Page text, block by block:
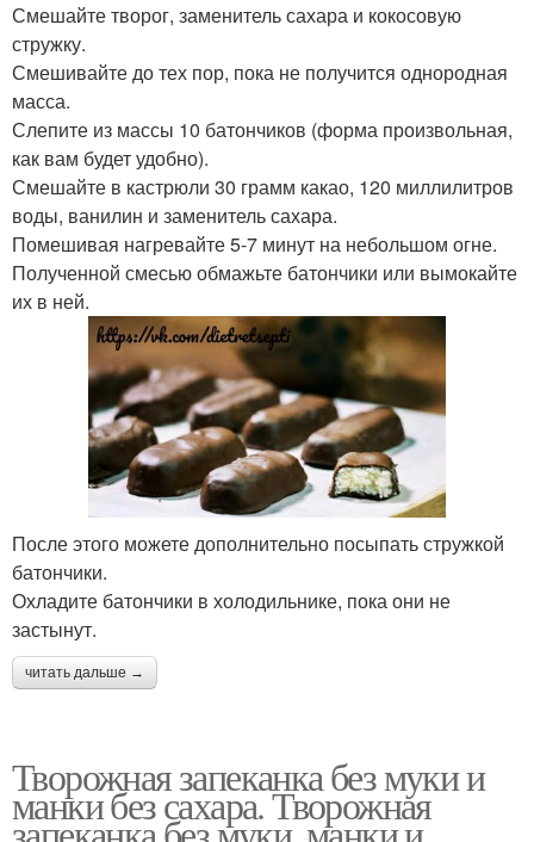
Смешайте творог, заменитель сахара и кокосовую
стружку.
Смешивайте до тех пор, пока не получится однородная
масса.
Слепите из массы 10 батончиков (форма произвольная,
как вам будет удобно).
Смешайте в кастрюли 30 грамм какао, 120 миллилитров
воды, ванилин и заменитель сахара.
Помешивая нагревайте 5-7 минут на небольшом огне.
Полученной смесью обмажьте батончики или вымокайте
их в ней.
После этого можете дополнительно посыпать стружкой
батончики.
Охладите батончики в холодильнике, пока они не
застынут.
читать дальше →
Творожная запеканка без муки и
манки без сахара. Творожная